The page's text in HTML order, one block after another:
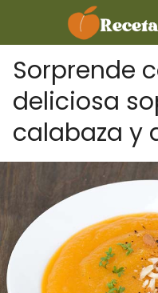
Sorprende
deliciosa
calabaza y